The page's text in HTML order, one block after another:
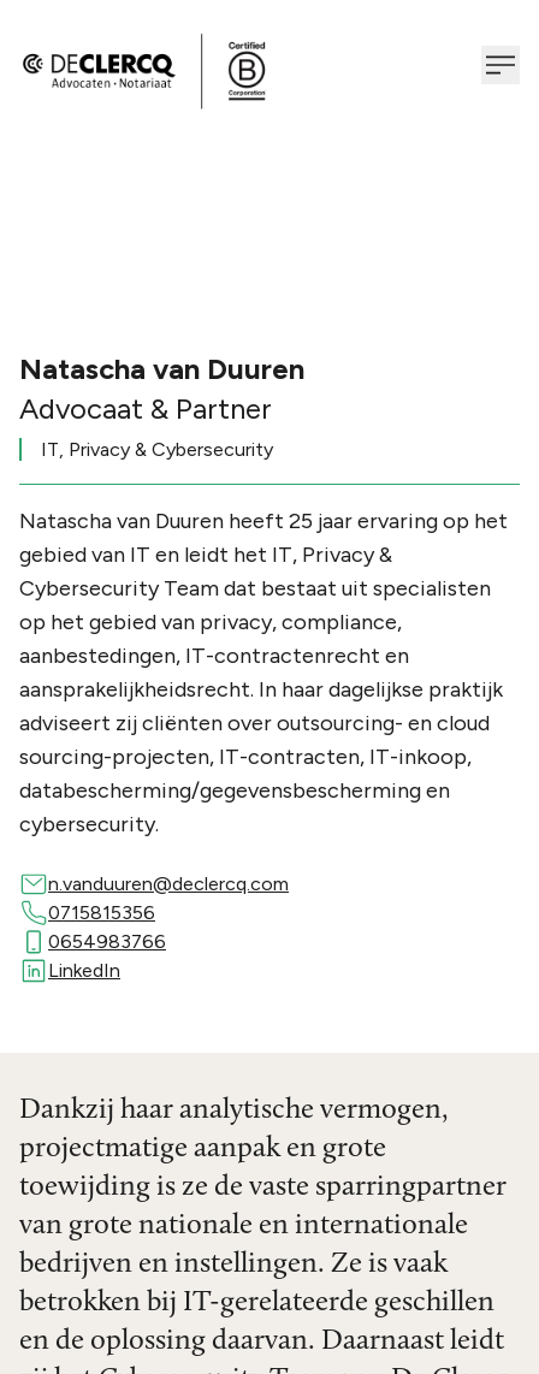
Natascha van Duuren
Advocaat & Partner
IT, Privacy & Cybersecurity
Natascha van Duuren heeft 25 jaar ervaring op het
gebied van IT en leidt het IT, Privacy &
Cybersecurity Team dat bestaat uit specialisten
op het gebied van privacy, compliance,
aanbestedingen, IT-contractenrecht en
aansprakelijkheidsrecht. In haar dagelijkse praktijk
adviseert zij cliënten over outsourcing- en cloud
sourcing-projecten, IT-contracten, IT-inkoop,
databescherming/gegevensbescherming en
cybersecurity.
n.vanduuren@declercq.com
0715815356
0654983766
LinkedIn
Dankzij haar analytische vermogen,
projectmatige aanpak en grote
toewijding is ze de vaste sparringpartner
van grote nationale en internationale
bedrijven en instellingen. Ze is vaak
betrokken bij IT-gerelateerde geschillen
en de oplossing daarvan. Daarnaast leidt